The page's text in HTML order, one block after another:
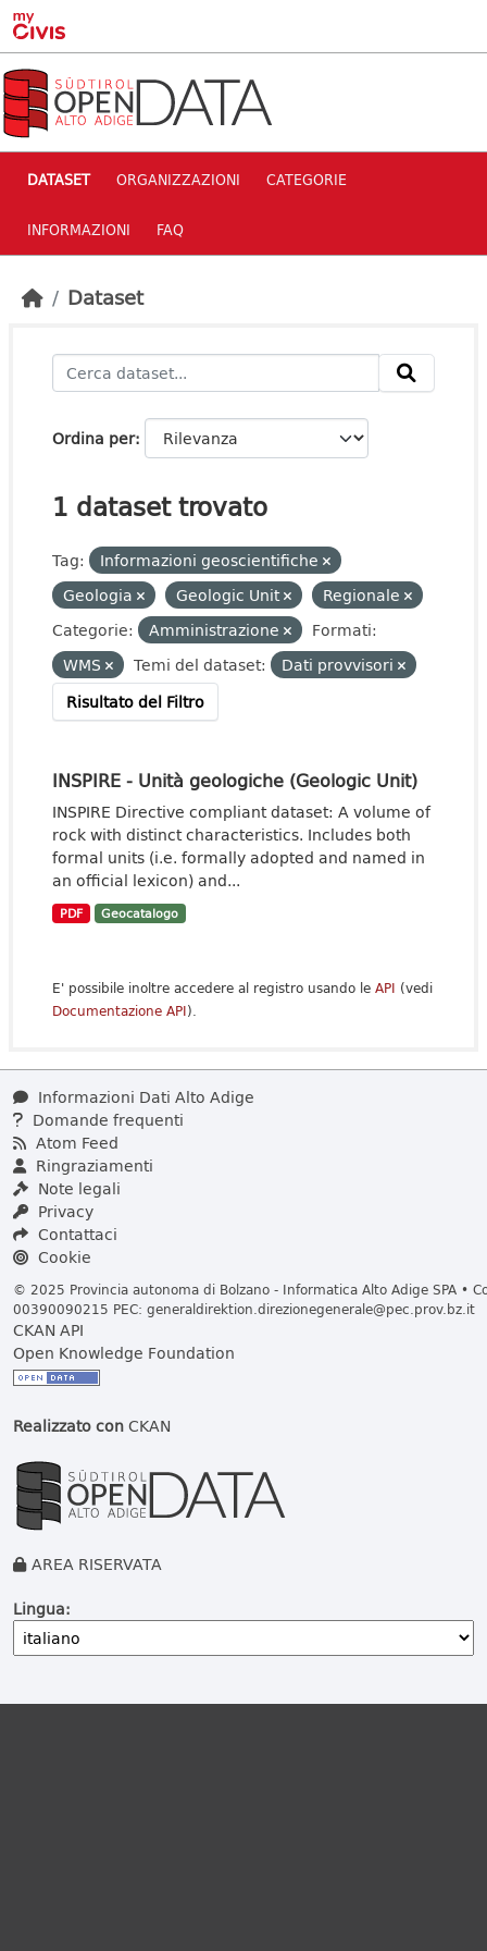
Skip to main content
DATASET ORGANIZZAZIONI CATEGORIE
INFORMAZIONI FAQ
Dataset
Ordina per
1 dataset trovato
Tag:
Informazioni geoscientifiche
Geologia
Geologic Unit
Regionale
Categorie:
Amministrazione
Formati:
WMS
Temi del dataset:
Dati provvisori
Risultato del Filtro
INSPIRE - Unità geologiche (Geologic Unit)
INSPIRE Directive compliant dataset: A volume of
rock with distinct characteristics. Includes both
formal units (i.e. formally adopted and named in
an official lexicon) and...
PDF Geocatalogo
E' possibile inoltre accedere al registro usando le API (vedi
Documentazione API).
Informazioni Dati Alto Adige
Domande frequenti
Atom Feed
Ringraziamenti
Note legali
Privacy
Contattaci
Cookie
© 2025 Provincia autonoma di Bolzano - Informatica Alto Adige SPA •
00390090215 PEC: generaldirektion.direzionegenerale@pec.prov.bz.it
CKAN API
Open Knowledge Foundation
Realizzato conCKAN
AREA RISERVATA
Lingua